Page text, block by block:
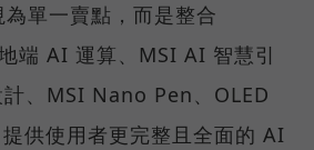
單一賣點，而是整合
端 AI 運算、MSI AI 智慧引
、MSI Nano Pen、OLED
供使用者更完整且全面的 AI